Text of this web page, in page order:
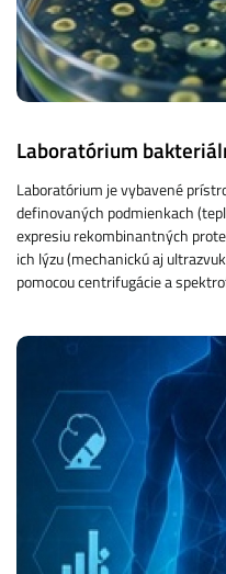
Laboratórium
Laboratórium je vybavené
definovaných podmienkach
expresiu rekombinantných
ich lýzu (mechanickú aj
pomocou centrifugácie a